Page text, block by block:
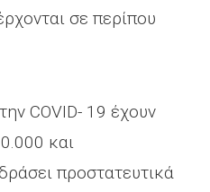
σε περίπου
COVID- 19 έχουν
και
προστατευτικά